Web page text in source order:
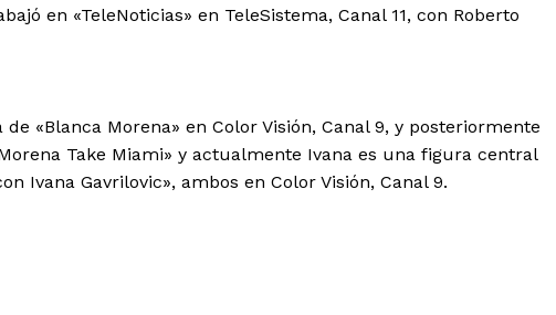
en «TeleNoticias» en TeleSistema, Canal 11, con Roberto
«Blanca Morena» en Color Visión, Canal 9, y posteriormente
Take Miami» y actualmente Ivana es una figura central
Ivana Gavrilovic», ambos en Color Visión, Canal 9.